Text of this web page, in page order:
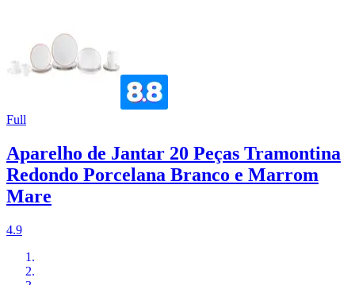
Full
Aparelho de Jantar 20 Peças Tramontina
Redondo Porcelana Branco e Marrom
Mare
4.9